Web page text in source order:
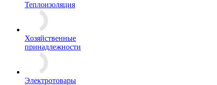
Теплоизоляция
Хозяйственные
принадлежности
Электротовары